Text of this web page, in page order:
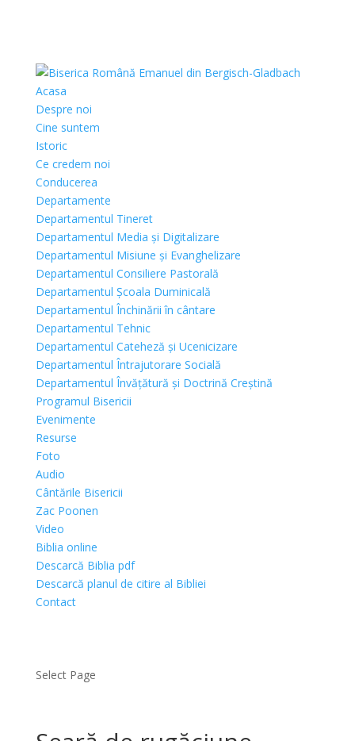
Acasa
Despre noi
Cine suntem
Istoric
Ce credem noi
Conducerea
Departamente
Departamentul Tineret
Departamentul Media și Digitalizare
Departamentul Misiune și Evanghelizare
Departamentul Consiliere Pastorală
Departamentul Școala Duminicală
Departamentul Închinării în cântare
Departamentul Tehnic
Departamentul Cateheză și Ucenicizare
Departamentul Întrajutorare Socială
Departamentul Învățătură și Doctrină Creștină
Programul Bisericii
Evenimente
Resurse
Foto
Audio
Cântările Bisericii
Zac Poonen
Video
Biblia online
Descarcă Biblia pdf
Descarcă planul de citire al Bibliei
Contact
Select Page